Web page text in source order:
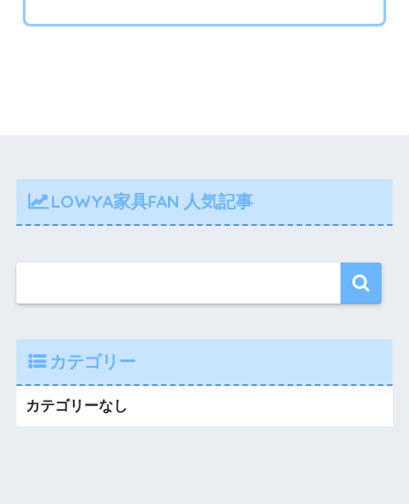
LOWYA家具FAN 人気記事
カテゴリー
カテゴリーなし